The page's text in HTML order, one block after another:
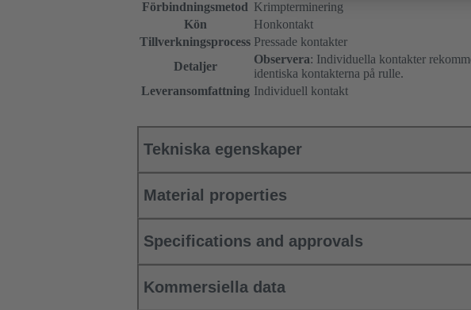
Förbindningsmetod Krimpterminering
Kön
Honkontakt
Tillverkningsprocess Pressade kontakter
Detaljer
Observera: Individuella kontakter
identiska kontakterna på rulle.
Leveransomfattning Individuell kontakt
Tekniska egenskaper
Material properties
Specifications and approvals
Kommersiella data